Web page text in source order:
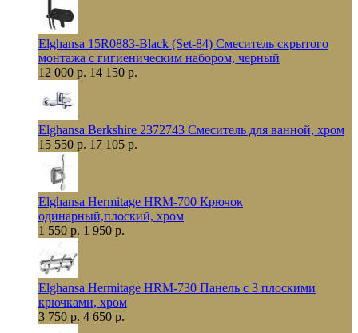
Elghansa 15R0883-Black (Set-84) Смеситель скрытого
монтажа с гигиеническим набором, черный
12 000 р. 14 150 р.
Elghansa Berkshire 2372743 Смеситель для ванной, хром
15 550 р. 17 105 р.
Elghansa Hermitage HRM-700 Крючок
одинарный,плоский, хром
1 550 р. 1 950 р.
Elghansa Hermitage HRM-730 Панель с 3 плоскими
крючками, хром
3 750 р. 4 650 р.